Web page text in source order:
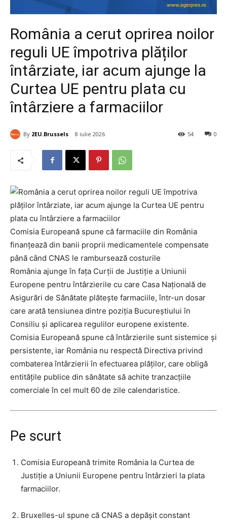
România a cerut oprirea noilor
reguli UE împotriva plăților
întârziate, iar acum ajunge la
Curtea UE pentru plata cu
întârziere a farmaciilor
By 2EU.Brussels 8 iulie 2026 0
54
Comisia Europeană spune că farmaciile din România
finanțează din banii proprii medicamentele compensate
până când CNAS le rambursează costurile
România ajunge în fața Curții de Justiție a Uniunii
Europene pentru întârzierile cu care Casa Națională de
Asigurări de Sănătate plătește farmaciile, într-un dosar
care arată tensiunea dintre poziția Bucureștiului în
Consiliu și aplicarea regulilor europene existente.
Comisia Europeană spune că întârzierile sunt sistemice și
persistente, iar România nu respectă Directiva privind
combaterea întârzierii în efectuarea plăților, care obligă
entitățile publice din sănătate să achite tranzacțiile
comerciale în cel mult 60 de zile calendaristice.
Pe scurt
Comisia Europeană trimite România la Curtea de
Justiție a Uniunii Europene pentru întârzieri la plata
farmaciilor.
Bruxelles-ul spune că CNAS a depășit constant